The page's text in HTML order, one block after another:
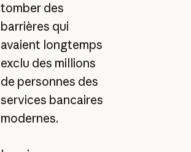
tomber des
barrières qui
avaient longtemps
exclu des millions
de personnes des
services bancaires
modernes.